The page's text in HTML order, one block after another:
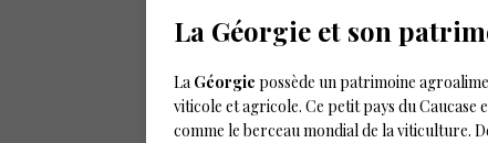
La Géorgie et son
La Géorgie possède un patrimoine
viticole et agricole. Ce petit pays du
comme le berceau mondial de la viticulture.